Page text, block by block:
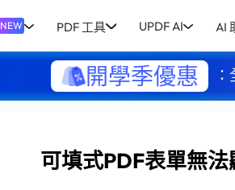
NEW PDF 工具 UPDF AI AI
開學季優惠
可填式PDF表單無